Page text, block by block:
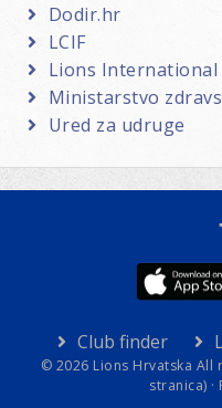
Dodir.hr
LCIF
Lions International
Ministarstvo
Ured za udruge
Club finder
© 2026 Lions Hrvatska All
stranica) ·